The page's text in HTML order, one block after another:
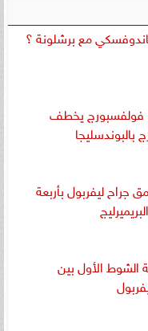
مع برشلونة ؟
فولفسبورج يخطف
بالبوندسليجا
جراح ليفربول بأربعة
الشوط الأول بين